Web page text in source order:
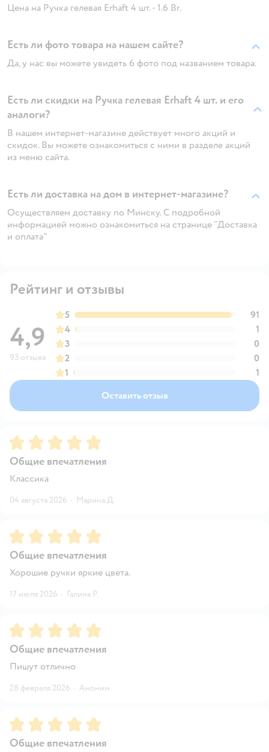
Цена на Ручка гелевая Erhaft 4 шт. - 1.6 Br.
Есть ли фото товара на нашем сайте?
Да, у нас вы можете увидеть 6 фото под названием товара.
Есть ли скидки на Ручка гелевая Erhaft 4 шт. и его
аналоги?
В нашем интернет-магазине действует много акций и
скидок. Вы можете ознакомиться с ними в разделе акций
из меню сайта.
Есть ли доставка на дом в интернет-магазине?
Осуществляем доставку по Минску. С подробной
информацией можно ознакомиться на странице "Доставка
и оплата"
Рейтинг и отзывы
4,9
93 отзыва
5
91
4
1
3
0
2
0
1
1
Оставить отзыв
Рейтинг:5
Общие впечатления
Классика
04 августа 2026 · Марина Д.
Рейтинг:5
Общие впечатления
Хорошие ручки яркие цвета.
17 июля 2026 · Галина Р.
Рейтинг:5
Общие впечатления
Пишут отлично
28 февраля 2026 · Аноним
Рейтинг:5
Общие впечатления